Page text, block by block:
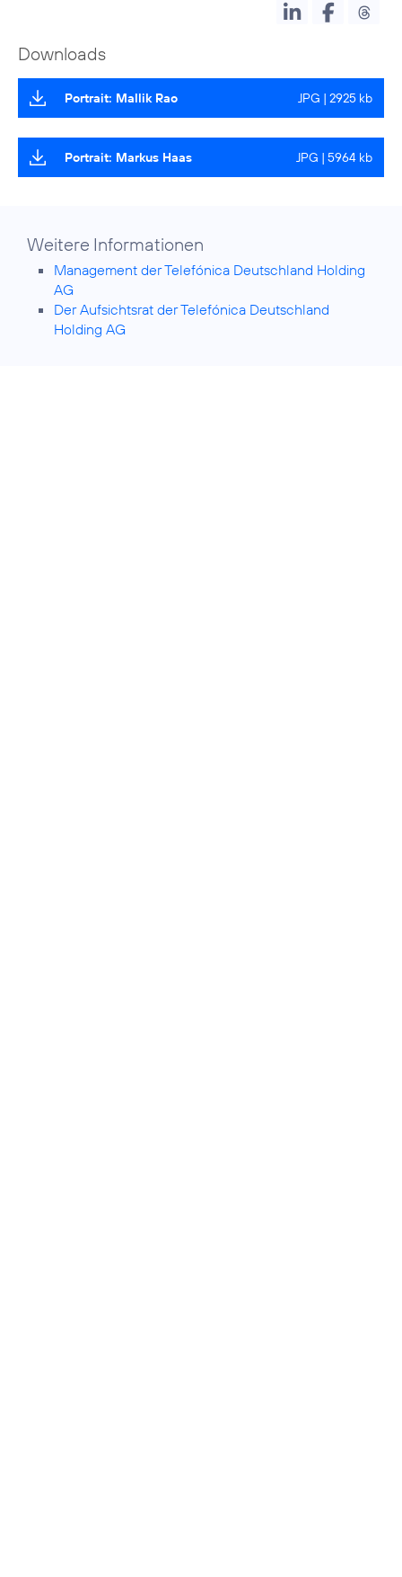
Downloads
Portrait: Mallik Rao JPG | 2925 kb
Portrait: Markus Haas JPG | 5964 kb
Weitere Informationen
Management der Telefónica Deutschland Holding
AG
Der Aufsichtsrat der Telefónica Deutschland
Holding AG